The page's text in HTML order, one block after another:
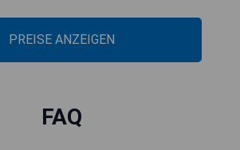
PREISE ANZEIGEN
FAQ